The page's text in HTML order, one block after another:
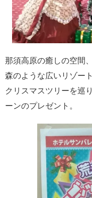
那須高原の癒しの空間
森のような広いリゾー
クリスマスツリーを巡
ーンのプレゼント。